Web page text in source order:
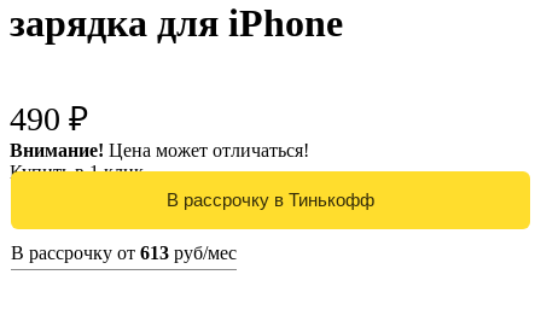
зарядка для iPhone
490 ₽
Внимание! Цена может отличаться!
Купить в 1 клик
В рассрочку от 613 руб/мес